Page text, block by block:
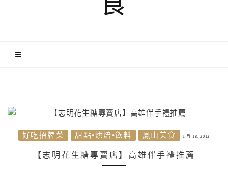
好吃招牌菜 甜點•烘焙•飲料 鳳山美食 1 月 18, 2013
【志明花生糖專賣店】高雄伴手禮推薦